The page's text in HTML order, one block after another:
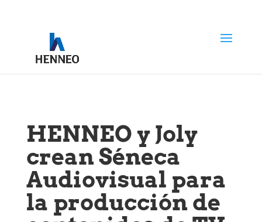
HENNEO y Joly
crean Séneca
Audiovisual para
la producción de